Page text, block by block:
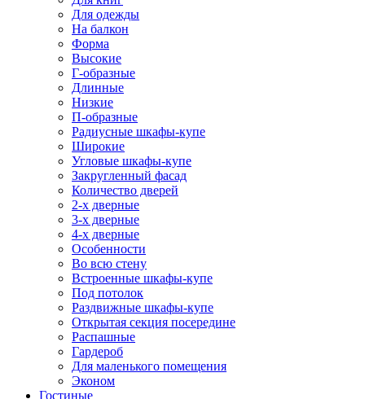
Для одежды
На балкон
Форма
Высокие
Г-образные
Длинные
Низкие
П-образные
Радиусные шкафы-купе
Широкие
Угловые шкафы-купе
Закругленный фасад
Количество дверей
2-х дверные
3-х дверные
4-х дверные
Особенности
Во всю стену
Встроенные шкафы-купе
Под потолок
Раздвижные шкафы-купе
Открытая секция посередине
Распашные
Гардероб
Для маленького помещения
Эконом
Гостиные